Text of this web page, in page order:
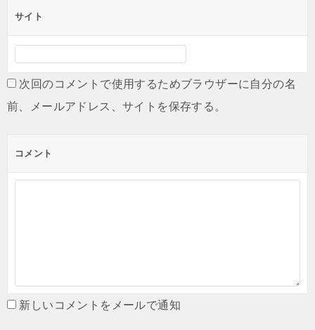
サイト
次回のコメントで使用するためブラウザーに自分の名
前、メールアドレス、サイトを保存する。
コメント
新しいコメントをメールで通知